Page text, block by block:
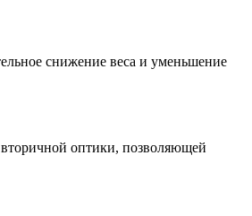
снижение веса и уменьшение
вторичной оптики, позволяющей